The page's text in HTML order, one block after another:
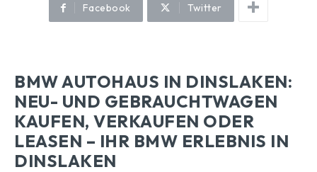
Facebook Twitter
BMW AUTOHAUS IN DINSLAKEN:
NEU- UND GEBRAUCHTWAGEN
KAUFEN, VERKAUFEN ODER
LEASEN – IHR BMW ERLEBNIS IN
DINSLAKEN